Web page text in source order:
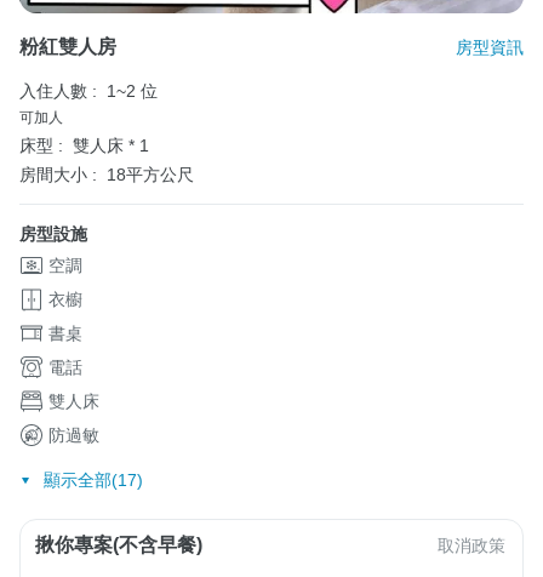
粉紅雙人房 房型資訊
入住人數 : 1~2 位
可加人
床型 : 雙人床 * 1
房間大小 :
18平方公尺
房型設施
空調
衣櫥
書桌
電話
雙人床
防過敏
顯示全部(17)
揪你專案(不含早餐) 取消政策